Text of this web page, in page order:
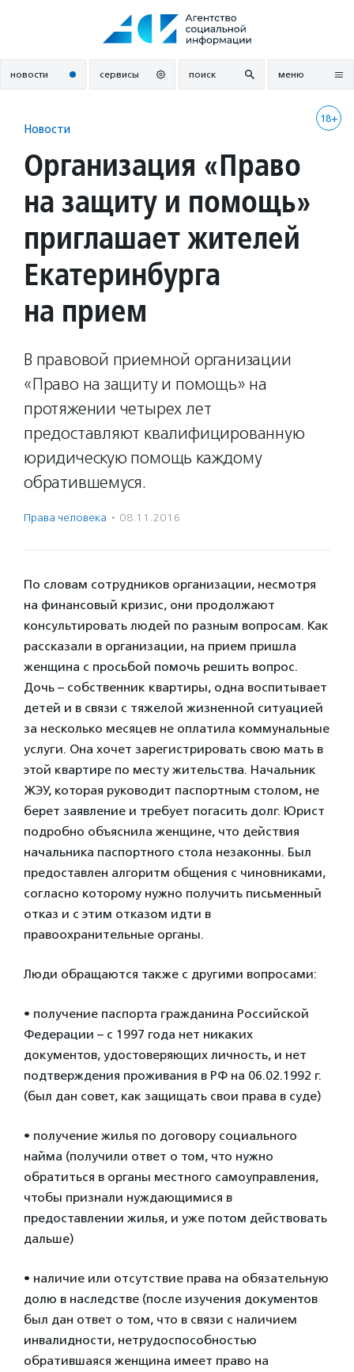
новости сервисы поиск меню
18+
Новости
Организация «Право
на защиту и помощь»
приглашает жителей
Екатеринбурга
на прием
В правовой приемной организации
«Право на защиту и помощь» на
протяжении четырех лет
предоставляют квалифицированную
юридическую помощь каждому
обратившемуся.
Права человека · 08.11.2016
По словам сотрудников организации, несмотря
на финансовый кризис, они продолжают
консультировать людей по разным вопросам. Как
рассказали в организации, на прием пришла
женщина с просьбой помочь решить вопрос.
Дочь – собственник квартиры, одна воспитывает
детей и в связи с тяжелой жизненной ситуацией
за несколько месяцев не оплатила коммунальные
услуги. Она хочет зарегистрировать свою мать в
этой квартире по месту жительства. Начальник
ЖЭУ, которая руководит паспортным столом, не
берет заявление и требует погасить долг. Юрист
подробно объяснила женщине, что действия
начальника паспортного стола незаконны. Был
предоставлен алгоритм общения с чиновниками,
согласно которому нужно получить письменный
отказ и с этим отказом идти в
правоохранительные органы.
Люди обращаются также с другими вопросами:
• получение паспорта гражданина Российской
Федерации – с 1997 года нет никаких
документов, удостоверяющих личность, и нет
подтверждения проживания в РФ на 06.02.1992 г.
(был дан совет, как защищать свои права в суде)
• получение жилья по договору социального
найма (получили ответ о том, что нужно
обратиться в органы местного самоуправления,
чтобы признали нуждающимися в
предоставлении жилья, и уже потом действовать
дальше)
• наличие или отсутствие права на обязательную
долю в наследстве (после изучения документов
был дан ответ о том, что в связи с наличием
инвалидности, нетрудоспособностью
обратившаяся женщина имеет право на